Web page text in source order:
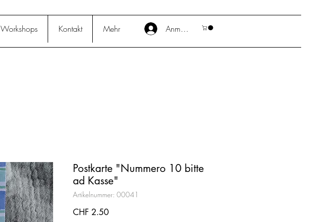
Workshops Kontakt Mehr Anmelden
Postkarte "Nummero 10 bitte
ad Kasse"
Artikelnummer: 00041
CHF 2.50Preis